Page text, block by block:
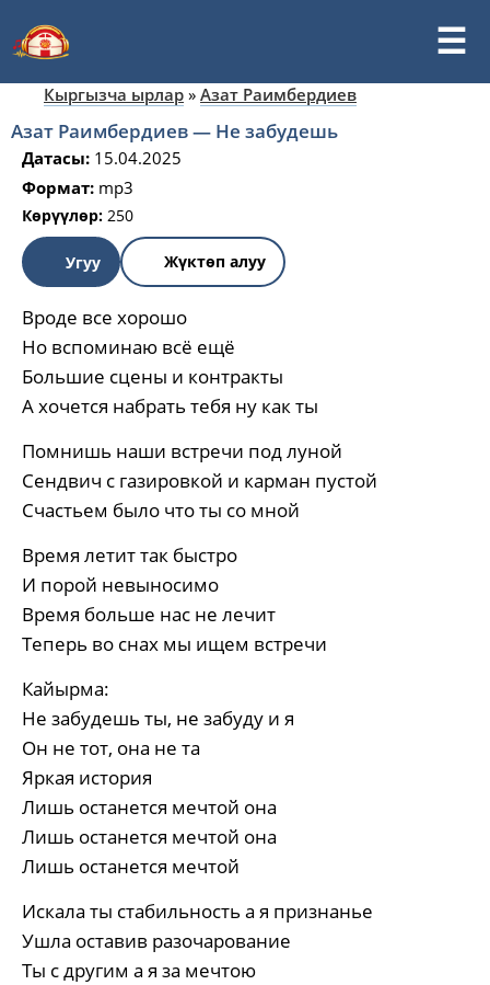
Кыргызча ырлар » Азат Раимбердиев
Азат Раимбердиев — Не забудешь
Датасы: 15.04.2025
Формат: mp3
Көрүүлөр: 250
Угуу Жүктөп алуу
Вроде все хорошо
Но вспоминаю всё ещё
Большие сцены и контракты
А хочется набрать тебя ну как ты
Помнишь наши встречи под луной
Сендвич с газировкой и карман пустой
Счастьем было что ты со мной
Время летит так быстро
И порой невыносимо
Время больше нас не лечит
Теперь во снах мы ищем встречи
Кайырма:
Не забудешь ты, не забуду и я
Он не тот, она не та
Яркая история
Лишь останется мечтой она
Лишь останется мечтой она
Лишь останется мечтой
Искала ты стабильность а я признанье
Ушла оставив разочарование
Ты с другим а я за мечтою